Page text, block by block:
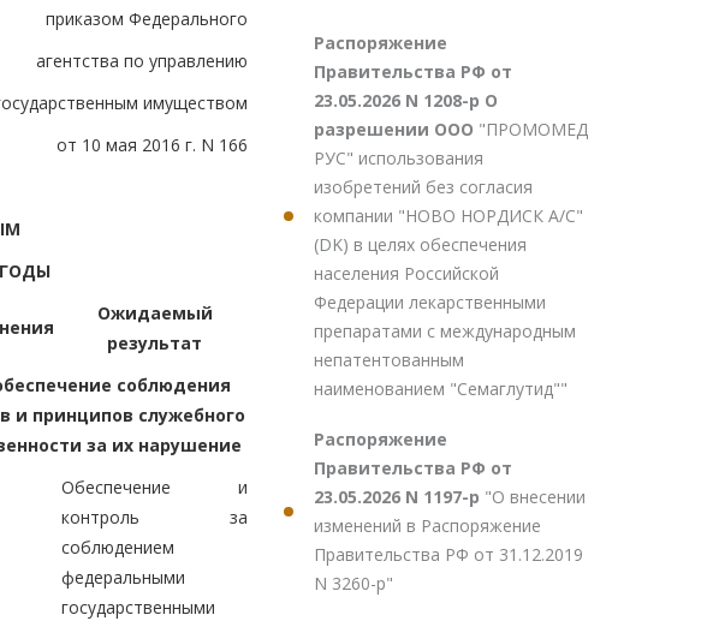
приказом Федерального
агентства по управлению
имуществом
от 10 мая 2016 г. N 166
Ожидаемый
результат
соблюдения
принципов служебного
за их нарушение
Обеспечение и
контроль за
соблюдением
федеральными
государственными
Распоряжение
Правительства РФ от
23.05.2026 N 1208-р О
разрешении ООО "ПРОМОМЕД
РУС" использования
изобретений без согласия
компании "НОВО НОРДИСК А/С"
(DK) в целях обеспечения
населения Российской
Федерации лекарственными
препаратами с международным
непатентованным
наименованием "Семаглутид""
Распоряжение
Правительства РФ от
23.05.2026 N 1197-р "О внесении
изменений в Распоряжение
Правительства РФ от 31.12.2019
N 3260-р"